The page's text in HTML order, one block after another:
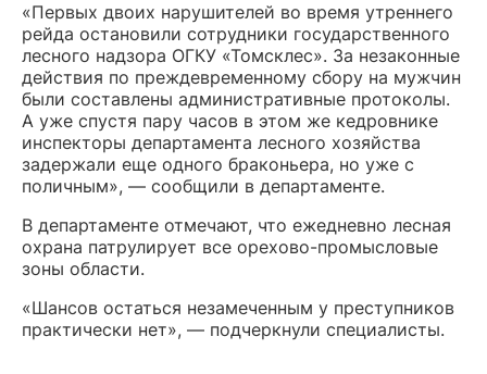
«Первых двоих нарушителей во время утреннего
рейда остановили сотрудники государственного
лесного надзора ОГКУ «Томсклес». За незаконные
действия по преждевременному сбору на мужчин
были составлены административные протоколы.
А уже спустя пару часов в этом же кедровнике
инспекторы департамента лесного хозяйства
задержали еще одного браконьера, но уже с
поличным», — сообщили в департаменте.
В департаменте отмечают, что ежедневно лесная
охрана патрулирует все орехово-промысловые
зоны области.
«Шансов остаться незамеченным у преступников
практически нет», — подчеркнули специалисты.